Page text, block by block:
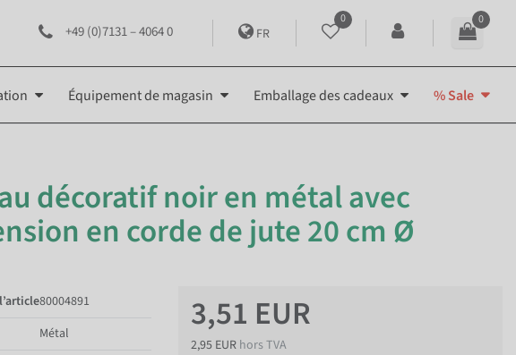
+49 (0)7131 – 4064 0 FR
0 0
Équipement de magasin Emballage des cadeaux % Sale
décoratif noir en métal avec
en corde de jute 20 cm Ø
3,51 EUR
2,95 EUR hors TVA
80004891
Métal